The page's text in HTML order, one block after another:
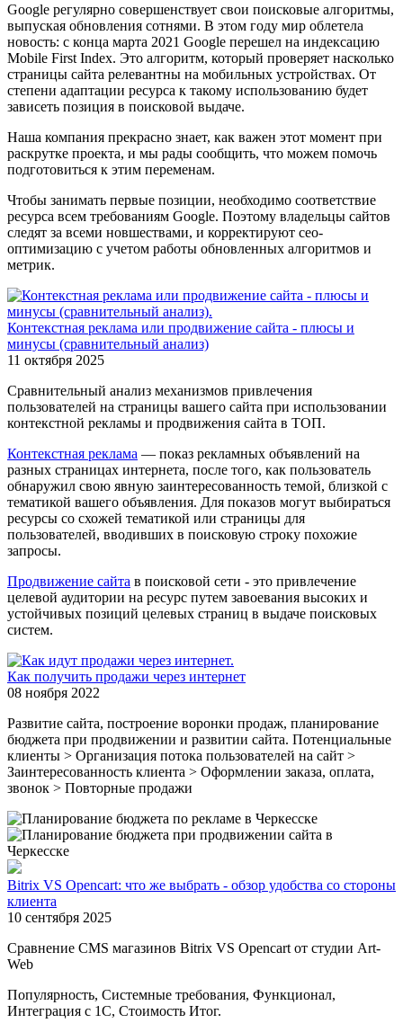
Google регулярно совершенствует свои поисковые алгоритмы,
выпуская обновления сотнями. В этом году мир облетела
новость: с конца марта 2021 Google перешел на индексацию
Mobile First Index. Это алгоритм, который проверяет насколько
страницы сайта релевантны на мобильных устройствах. От
степени адаптации ресурса к такому использованию будет
зависеть позиция в поисковой выдаче.
Наша компания прекрасно знает, как важен этот момент при
раскрутке проекта, и мы рады сообщить, что можем помочь
подготовиться к этим переменам.
Чтобы занимать первые позиции, необходимо соответствие
ресурса всем требованиям Google. Поэтому владельцы сайтов
следят за всеми новшествами, и корректируют сео-
оптимизацию с учетом работы обновленных алгоритмов и
метрик.
Контекстная реклама или продвижение сайта - плюсы и
минусы (сравнительный анализ)
11 октября 2025
Сравнительный анализ механизмов привлечения
пользователей на страницы вашего сайта при использовании
контекстной рекламы и продвижения сайта в ТОП.
Контекстная реклама — показ рекламных объявлений на
разных страницах интернета, после того, как пользователь
обнаружил свою явную заинтересованность темой, близкой с
тематикой вашего объявления. Для показов могут выбираться
ресурсы со схожей тематикой или страницы для
пользователей, вводивших в поисковую строку похожие
запросы.
Продвижение сайта в поисковой сети - это привлечение
целевой аудитории на ресурс путем завоевания высоких и
устойчивых позиций целевых страниц в выдаче поисковых
систем.
Как получить продажи через интернет
08 ноября 2022
Развитие сайта, построение воронки продаж, планирование
бюджета при продвижении и развитии сайта. Потенциальные
клиенты > Организация потока пользователей на сайт >
Заинтересованность клиента > Оформлении заказа, оплата,
звонок > Повторные продажи
Bitrix VS Opencart: что же выбрать - обзор удобства со стороны
клиента
10 сентября 2025
Сравнение CMS магазинов Bitrix VS Opencart от студии Art-
Web
Популярность, Системные требования, Функционал,
Интеграция с 1С, Стоимость Итог.